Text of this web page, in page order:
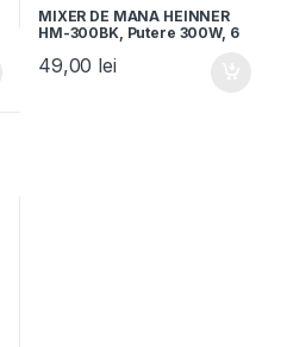
MIXER DE MANA HEINNER
HM-300BK, Putere 300W, 6
accesorii inox, Negru
49,00 lei